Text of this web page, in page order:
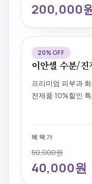
200,000
20% OFF
이안셀 수분/진
프리미엄 피부과
전제품 10%할인
혜택가
50,000원
40,000원